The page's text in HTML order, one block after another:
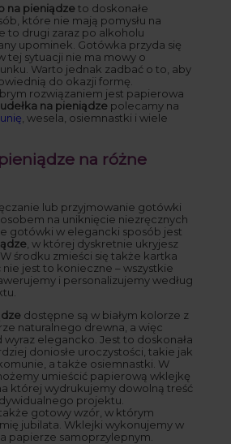
na pieniądze to doskonałe
które nie mają pomysłu na
to drugi zaraz po alkoholu
upominek. Gotówka przyda się
tej sytuacji nie ma mowy o
Warto jednak zadbać o to, aby
do okazji formę.
rozwiązaniem jest papierowa
na pieniądze polecamy na
, wesela, osiemnastki i wiele
na różne
lub przyjmowanie gotówki
na uniknięcie niezręcznych
gotówki w elegancki sposób jest
, w której dyskretnie ukryjesz
środku zmieści się także kartka
jest to konieczne – wszystkie
i personalizujemy według
dostępne są w białym kolorze z
naturalnego drewna, a więc
wyraz elegancko. Jest to doskonała
doniosłe uroczystości, takie jak
a także osiemnastki. W
umieścić papierową wklejkę
której wydrukujemy dowolną treść
projektu.
gotowy wzór, w którym
jubilata. Wklejki wykonujemy w
papierze samoprzylepnym.